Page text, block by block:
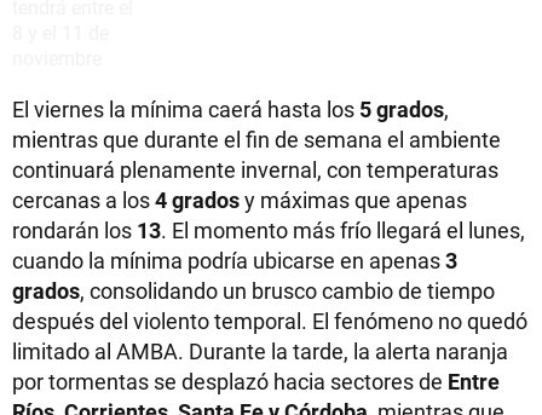
El viernes la mínima caerá hasta los 5 grados,
mientras que durante el fin de semana el ambiente
continuará plenamente invernal, con temperaturas
cercanas a los4 gradosy máximas que apenas
rondarán los 13. El momento más frío llegará el lunes,
cuando la mínima podría ubicarse en apenas3
grados, consolidando un brusco cambio de tiempo
después del violento temporal. El fenómeno no quedó
limitado al AMBA. Durante la tarde, la alerta naranja
por tormentas se desplazó hacia sectores de Entre